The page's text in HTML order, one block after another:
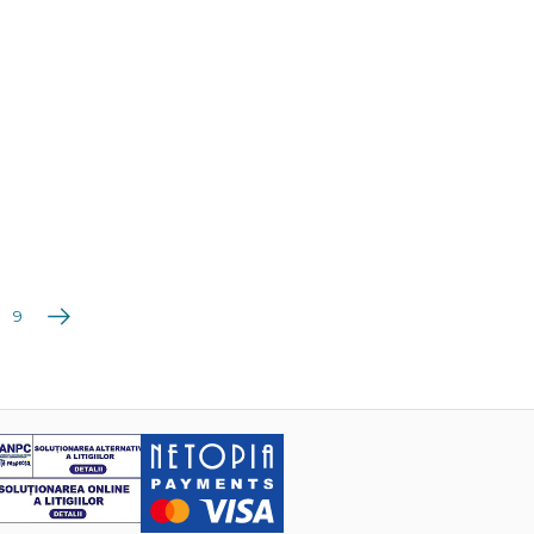
9 Următoarea